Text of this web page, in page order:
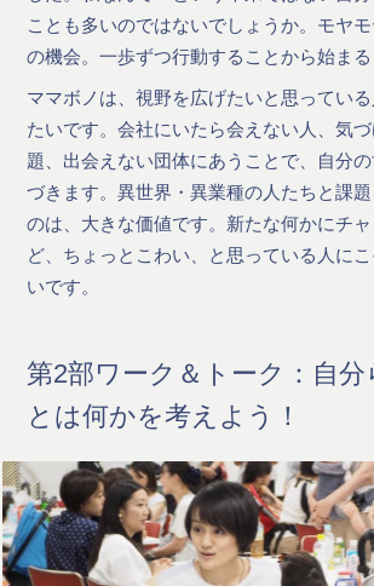
ことも多いのではないでしょうか。モヤ
の機会。一歩ずつ行動することから始まる
ママボノは、視野を広げたいと思ってい
たいです。会社にいたら会えない人、気
題、出会えない団体にあうことで、自分
づきます。異世界・異業種の人たちと課題
のは、大きな価値です。新たな何かにチ
ど、ちょっとこわい、と思っている人に
いです。
第2部ワーク＆トーク：自
とは何かを考えよう！